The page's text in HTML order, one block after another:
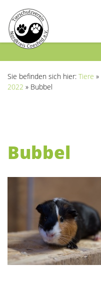
Sie befinden sich hier: Tiere »
2022 » Bubbel
Bubbel